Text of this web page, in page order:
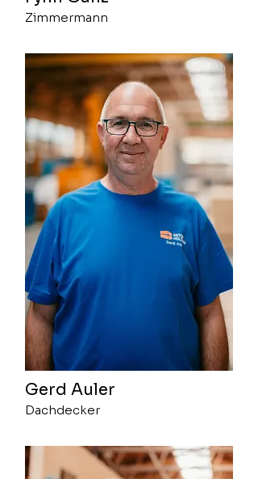
Zimmermann
Gerd Auler
Dachdecker